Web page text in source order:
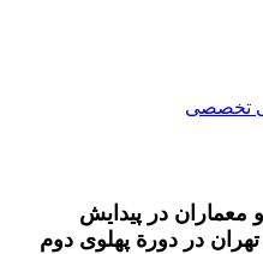
تخصصی
در پیدایش
در دورة پهلوی دوم